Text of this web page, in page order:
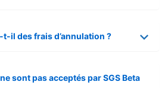
t-il des frais d’annulation ?
sont pas acceptés par SGS Beta